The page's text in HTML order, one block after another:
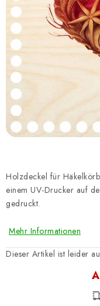
Rücksendungen und
Datenschutzerklärung
Holzdeckel für
einem UV-Drucker auf
gedruckt.
Mehr Informationen
Dieser Artikel ist leider